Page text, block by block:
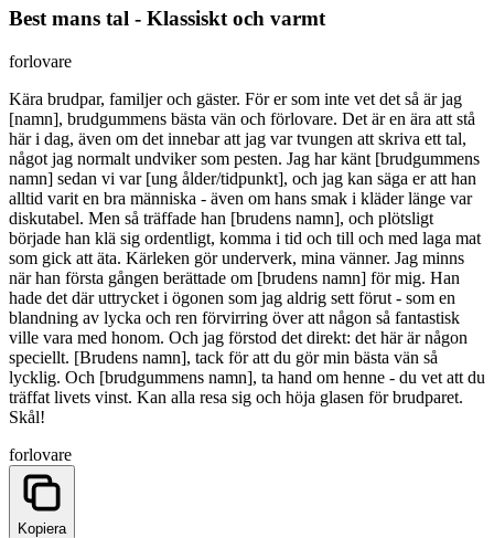
Best mans tal - Klassiskt och varmt
forlovare
Kära brudpar, familjer och gäster. För er som inte vet det så är jag
[namn], brudgummens bästa vän och förlovare. Det är en ära att stå
här i dag, även om det innebar att jag var tvungen att skriva ett tal,
något jag normalt undviker som pesten. Jag har känt [brudgummens
namn] sedan vi var [ung ålder/tidpunkt], och jag kan säga er att han
alltid varit en bra människa - även om hans smak i kläder länge var
diskutabel. Men så träffade han [brudens namn], och plötsligt
började han klä sig ordentligt, komma i tid och till och med laga mat
som gick att äta. Kärleken gör underverk, mina vänner. Jag minns
när han första gången berättade om [brudens namn] för mig. Han
hade det där uttrycket i ögonen som jag aldrig sett förut - som en
blandning av lycka och ren förvirring över att någon så fantastisk
ville vara med honom. Och jag förstod det direkt: det här är någon
speciellt. [Brudens namn], tack för att du gör min bästa vän så
lycklig. Och [brudgummens namn], ta hand om henne - du vet att du
träffat livets vinst. Kan alla resa sig och höja glasen för brudparet.
Skål!
forlovare
Kopiera